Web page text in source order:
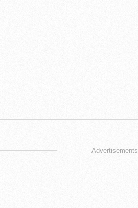
Advertisements